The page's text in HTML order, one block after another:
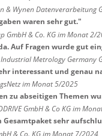
& Wynen Datenverarbeitung
waren sehr gut."
GmbH & Co. KG im Monat 2/
Auf Fragen wurde gut
Industrial Metrology
interessant und genau
im Monat 5/2025
zu abseitigen Themen
GmbH & Co KG im
Gesamtpaket sehr
& Co. KG im Monat 7/2024